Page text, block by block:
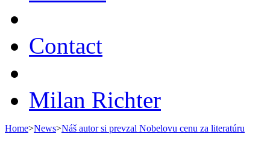
Contact
Milan Richter
Home>News>Náš autor si prevzal Nobelovu cenu za literatúru